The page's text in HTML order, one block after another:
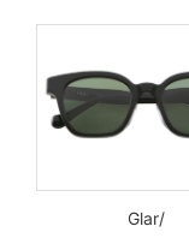
Glar/